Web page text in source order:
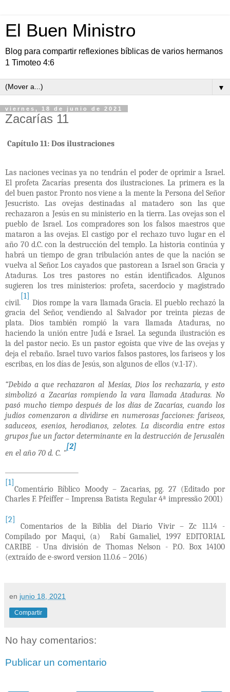
El Buen Ministro
Blog para compartir reflexiones bíblicas de varios hermanos
1 Timoteo 4:6
▼
viernes, 18 de junio de 2021
Zacarías 11
Capítulo 11: Dos ilustraciones
Las naciones vecinas ya no tendrán el poder de oprimir a Israel.
El profeta Zacarías presenta dos ilustraciones. La primera es la
del buen pastor. Pronto nos viene a la mente la Persona del Señor
Jesucristo. Las ovejas destinadas al matadero son las que
rechazaron a Jesús en su ministerio en la tierra. Las ovejas son el
pueblo de Israel. Los compradores son los falsos maestros que
mataron a las ovejas. El castigo por el rechazo tuvo lugar en el
año 70 d.C. con la destrucción del templo. La historia continúa y
habrá un tiempo de gran tribulación antes de que la nación se
vuelva al Señor. Los cayados que pastorean a Israel son Gracia y
Ataduras. Los tres pastores no están identificados. Algunos
sugieren los tres ministerios: profeta, sacerdocio y magistrado
civil.
[1]
Dios rompe la vara llamada Gracia. El pueblo rechazó la
gracia del Señor, vendiendo al Salvador por treinta piezas de
plata. Dios también rompió la vara llamada Ataduras, no
haciendo la unión entre Judá e Israel. La segunda ilustración es
la del pastor necio. Es un pastor egoísta que vive de las ovejas y
deja el rebaño. Israel tuvo varios falsos pastores, los fariseos y los
escribas, en los días de Jesús, son algunos de ellos (v.1-17).
“Debido a que rechazaron al Mesías, Dios los rechazaría, y esto
simbolizó a Zacarías rompiendo la vara llamada Ataduras. No
pasó mucho tiempo después de los días de Zacarías, cuando los
judíos comenzaron a dividirse en numerosas facciones: fariseos,
saduceos, esenios, herodianos, zelotes. La discordia entre estos
grupos fue un factor determinante en la destrucción de Jerusalén
en el año 70 d. C. "
[2]
[1]
Comentário Bíblico Moody – Zacarias, pg. 27 (Editado por
Charles F. Pfeiffer – Imprensa Batista Regular 4ª impressão 2001)
[2]
Comentarios de la Biblia del Diario Vivir – Zc 11.14 -
Compilado por Maqui, (a) Rabí Gamaliel, 1997 EDITORIAL
CARIBE - Una división de Thomas Nelson - P.O. Box 14100
(extraído de e-sword version 11.0.6 – 2016)
en junio 18, 2021
Compartir
No hay comentarios:
Publicar un comentario